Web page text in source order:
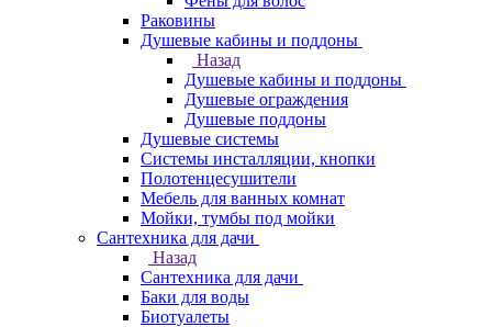
Раковины
Душевые кабины и поддоны
Назад
Душевые кабины и поддоны
Душевые ограждения
Душевые поддоны
Душевые системы
Системы инсталляции, кнопки
Полотенцесушители
Мебель для ванных комнат
Мойки, тумбы под мойки
Сантехника для дачи
Назад
Сантехника для дачи
Баки для воды
Биотуалеты